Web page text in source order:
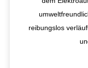
reibungslos